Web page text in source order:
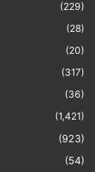
(229)
(28)
(20)
(317)
(36)
(1,421)
(923)
(54)